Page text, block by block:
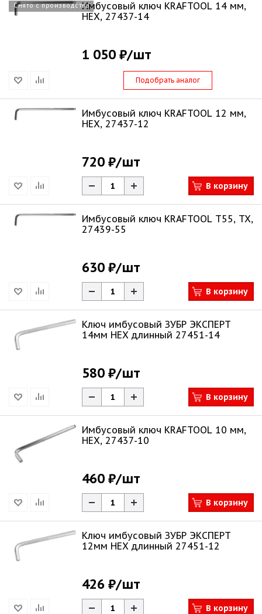
Снято с производстваИмбусовый ключ KRAFTOOL 14 мм,
HEX, 27437-14
1 050 ₽/шт
Подобрать аналог
Имбусовый ключ KRAFTOOL 12 мм,
HEX, 27437-12
720 ₽/шт
В корзину
Имбусовый ключ KRAFTOOL Т55, TX,
27439-55
630 ₽/шт
В корзину
Ключ имбусовый ЗУБР ЭКСПЕРТ
14мм HEX длинный 27451-14
580 ₽/шт
В корзину
Имбусовый ключ KRAFTOOL 10 мм,
HEX, 27437-10
460 ₽/шт
В корзину
Ключ имбусовый ЗУБР ЭКСПЕРТ
12мм НЕХ длинный 27451-12
426 ₽/шт
В корзину